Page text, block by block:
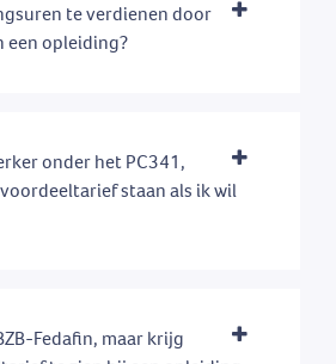
te verdienen door
een opleiding?
onder het PC341,
staan als ik wil
Fedafin, maar krijg